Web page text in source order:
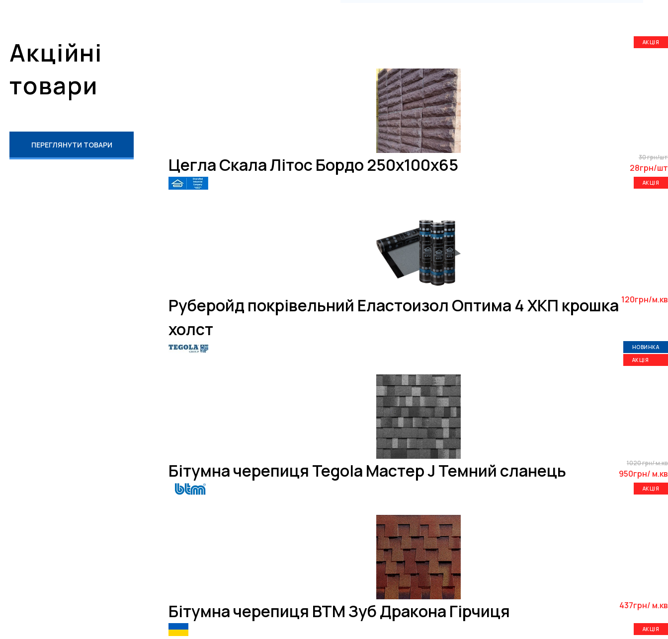
Акційні
товари
ПЕРЕГЛЯНУТИ ТОВАРИ
АКЦІЯ
Цегла Скала Літос Бордо 250х100х65 30 грн/шт
28грн/шт
АКЦІЯ
Руберойд покрівельний Еластоизол Оптима 4 ХКП крошка
холст
120грн/м.кв
НОВИНКА
АКЦІЯ
Бітумна черепиця Tegola Мастер J Темний сланець 1020 грн/ м.кв
950грн/ м.кв
АКЦІЯ
Бітумна черепиця BTM Зуб Дракона Гірчиця 437грн/ м.кв
АКЦІЯ